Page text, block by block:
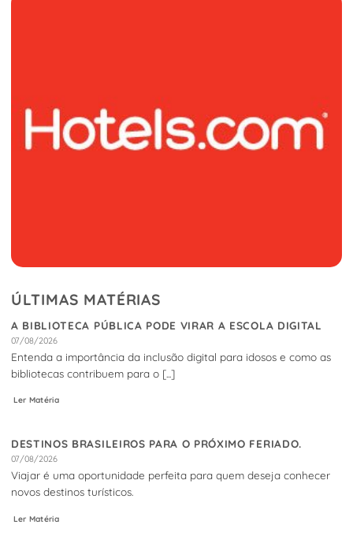
ÚLTIMAS MATÉRIAS
A BIBLIOTECA PÚBLICA PODE VIRAR A ESCOLA DIGITAL
07/08/2026
Entenda a importância da inclusão digital para idosos e como as
bibliotecas contribuem para o [...]
Ler Matéria
DESTINOS BRASILEIROS PARA O PRÓXIMO FERIADO.
07/08/2026
Viajar é uma oportunidade perfeita para quem deseja conhecer
novos destinos turísticos.
Ler Matéria